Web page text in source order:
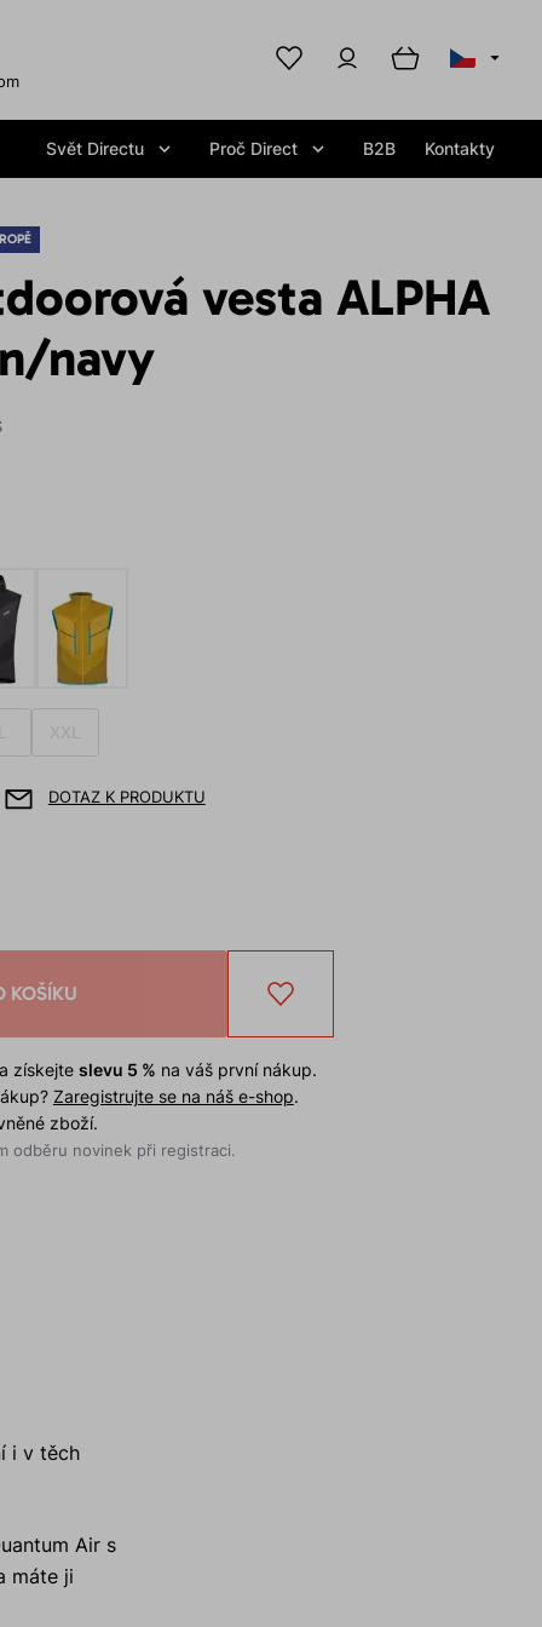
Svět Directu Proč Direct B2B Kontakty
vesta ALPHA
navy
XXL
DOTAZ K PRODUKTU
KOŠÍKU
získejte slevu 5 % na váš první nákup.
Zaregistrujte se na náš e-shop.
zboží.
odběru novinek při registraci.
i v těch
Air s
máte ji